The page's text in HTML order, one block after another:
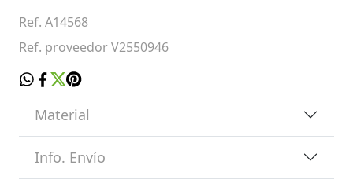
Ref. A14568
Ref. proveedor V2550946
Material
Info. Envío